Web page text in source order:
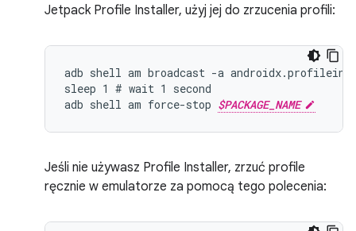
Jetpack Profile Installer, użyj jej do zrzucenia profili:
adb shell am broadcast -a
sleep 1 # wait 1 second
adb shell am force-stop $PACKAGE_NAME
Jeśli nie używasz Profile Installer, zrzuć profile
ręcznie w emulatorze za pomocą tego polecenia: